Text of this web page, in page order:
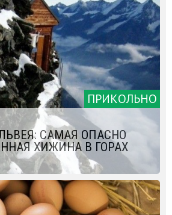
ПРИКОЛЬНО
САМАЯ ОПАСНО
ХИЖИНА В ГОРАХ